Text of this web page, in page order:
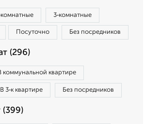
3‑комнатные
Посуточно Без посредников
(296)
коммунальной квартире
В 3‑к квартире Без посредников
(399)